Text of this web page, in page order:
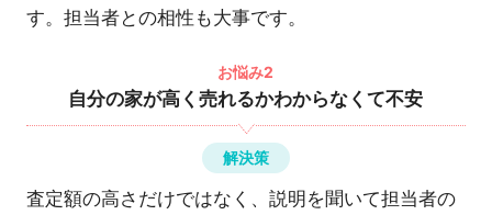
す。担当者との相性も大事です。
お悩み2
自分の家が高く売れるかわからなくて不安
解決策
査定額の高さだけではなく、説明を聞いて担当者の